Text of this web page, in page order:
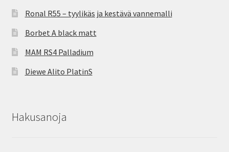
Ronal R55 – tyylikäs ja kestävä vannemalli
Borbet A black matt
MAM RS4 Palladium
Diewe Alito PlatinS
Hakusanoja